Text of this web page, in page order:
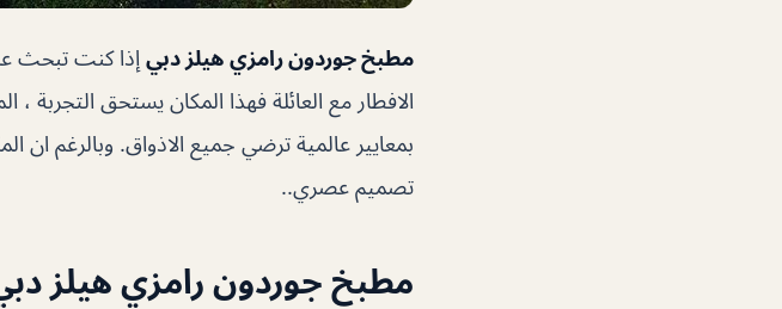
مطبخ جوردون رامزي هيلز دبي إذا كنت تبحث
الافطار مع العائلة فهذا المكان يستحق التجربة
بمعايير عالمية ترضي جميع الاذواق. وبالرغم ان
تصميم عصري..
مطبخ جوردون رامزي هيلز